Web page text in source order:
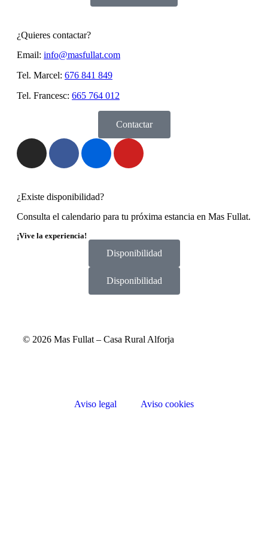
¿Quieres contactar?
Email: info@masfullat.com
Tel. Marcel: 676 841 849
Tel. Francesc: 665 764 012
Contactar
¿Existe disponibilidad?
Consulta el calendario para tu próxima estancia en Mas Fullat.
¡Vive la experiencia!
Disponibilidad
Disponibilidad
© 2026 Mas Fullat – Casa Rural Alforja
Aviso legal Aviso cookies